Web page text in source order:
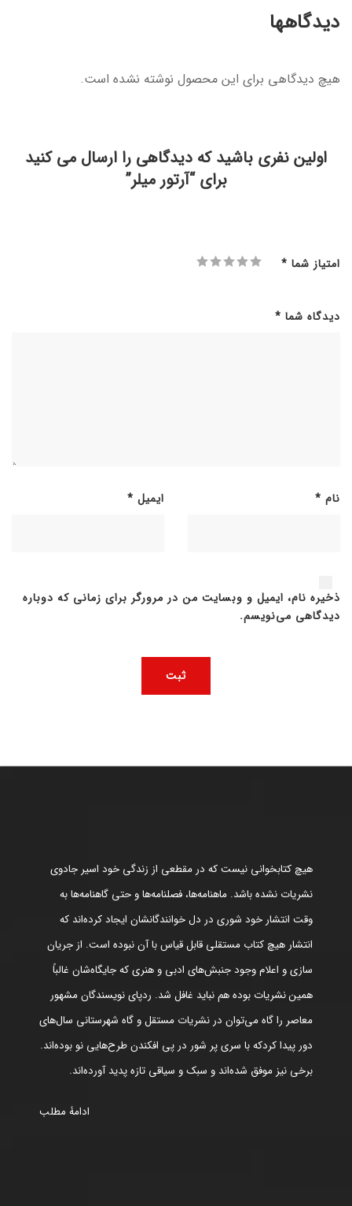
دیدگاهها
هیچ دیدگاهی برای این محصول نوشته نشده است.
اولین نفری باشید که دیدگاهی را ارسال می کنید
برای “آرتور میلر”
امتیاز شما *
دیدگاه شما *
نام * ایمیل *
ذخیره نام، ایمیل و وبسایت من در مرورگر برای زمانی که دوباره
دیدگاهی می‌نویسم.
هیچ کتابخوانی نیست که در مقطعی از زندگی خود اسیر جادوی
نشریات نشده باشد. ماهنامه‌ها، فصلنامه‌ها و حتی گاهنامه‌ها به
وقت انتشار خود شوری در دل خوانندگانشان ایجاد کرده‌اند که
انتشار هیچ کتاب مستقلی قابل قیاس با آن نبوده است. از جریان
سازی و اعلام وجود جنبش‌های ادبی و هنری که جایگاه‌شان غالباً
همین نشریات بوده هم نباید غافل شد. ردپای نویسندگان مشهور
معاصر را گاه می‌توان در نشریات مستقل و گاه شهرستانی سال‌های
دور پیدا کردکه با سری پر شور در پی افکندن طرح‌هایی نو بوده‌اند.
برخی نیز موفق شده‌اند و سبک و سیاقی تازه پدید آورده‌اند.
ادامۀ مطلب